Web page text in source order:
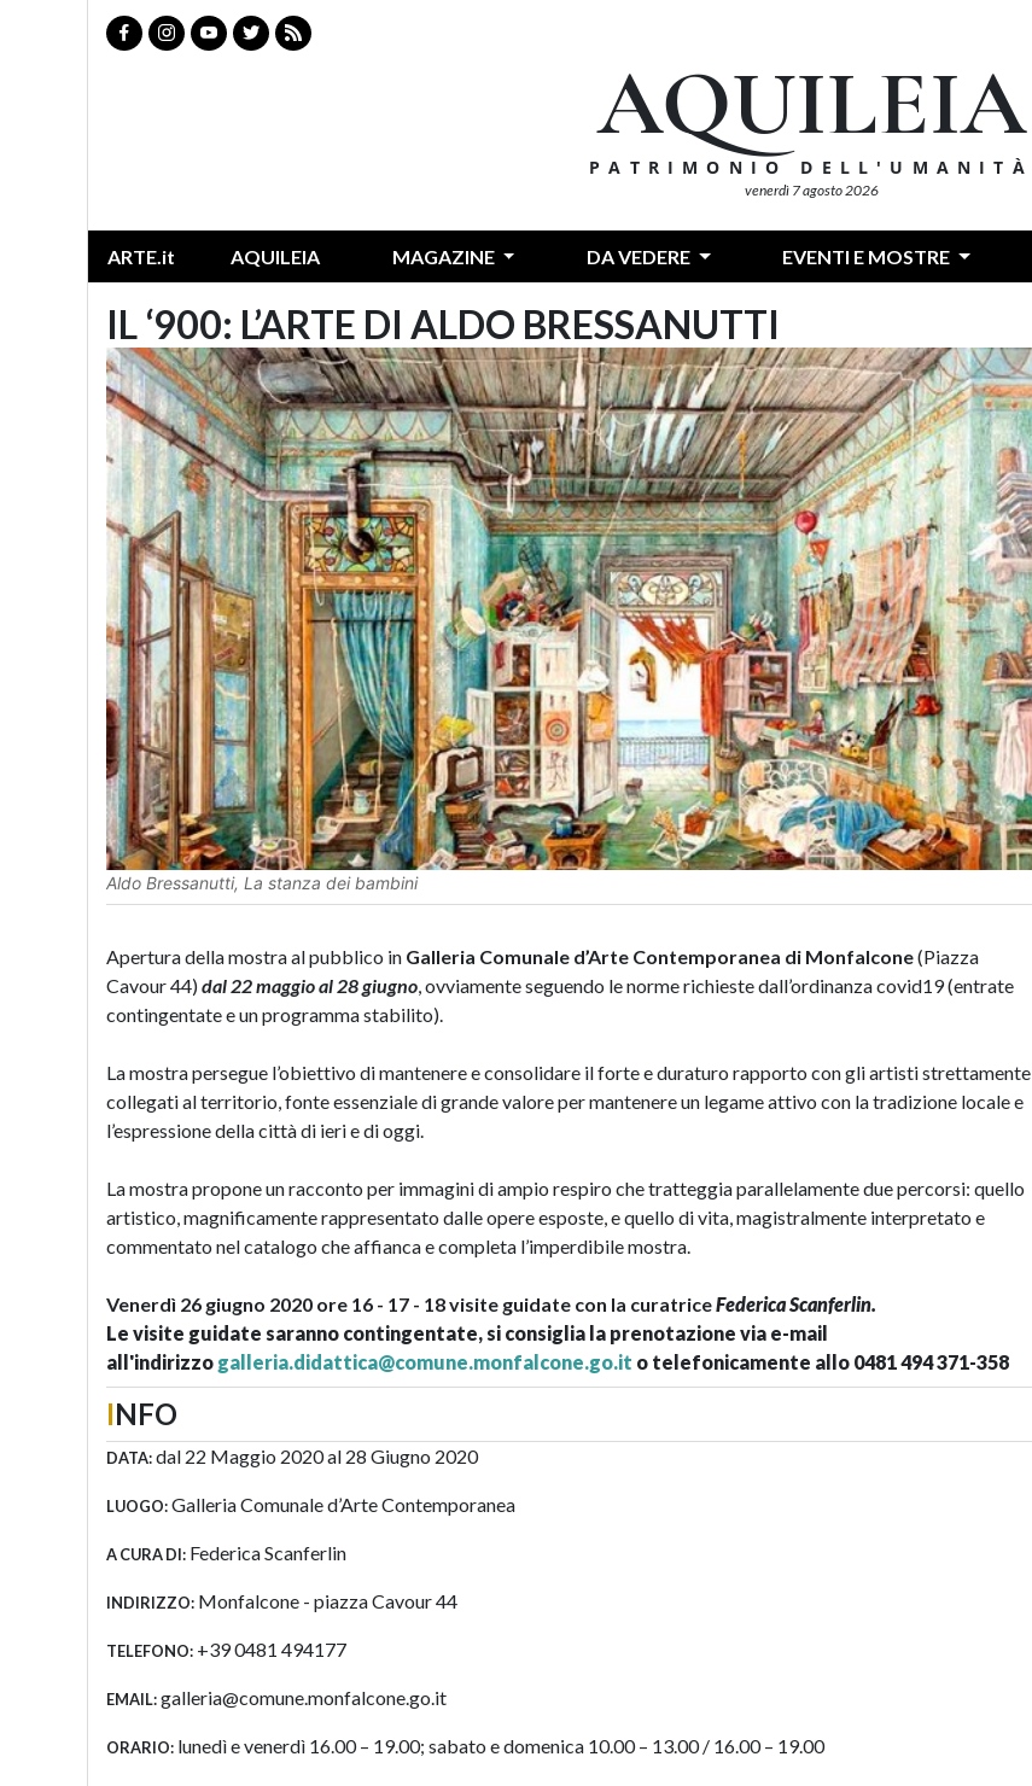
AQUILEIA
PATRIMONIO DELL'UMANITÀ
venerdì 7 agosto 2026
ARTE.it AQUILEIA MAGAZINE DA VEDERE EVENTI E MOSTRE
IL ‘900: L’ARTE DI ALDO BRESSANUTTI
Aldo Bressanutti, La stanza dei bambini
Apertura della mostra al pubblico in Galleria Comunale d’Arte Contemporanea di Monfalcone(Piazza
Cavour 44)dal 22 maggio al 28 giugno , ovviamente seguendo le norme richieste dall’ordinanza covid19 (entrate
contingentate e un programma stabilito).
La mostra persegue l’obiettivo di mantenere e consolidare il forte e duraturo rapporto con gli artisti strettamente
collegati al territorio, fonte essenziale di grande valore per mantenere un legame attivo con la tradizione locale e
l’espressione della città di ieri e di oggi.
La mostra propone un racconto per immagini di ampio respiro che tratteggia parallelamente due percorsi: quello
artistico, magnificamente rappresentato dalle opere esposte, e quello di vita, magistralmente interpretato e
commentato nel catalogo che affianca e completa l’imperdibile mostra.
Venerdì 26 giugno 2020 ore 16 - 17 - 18 visite guidate con la curatriceFederica Scanferlin.
Le visite guidate saranno contingentate, si consiglia la prenotazione via e-mail
all'indirizzo galleria.didattica@comune.monfalcone.go.it o telefonicamente allo 0481 494 371-358
INFO
DATA:dal 22 Maggio 2020 al 28 Giugno 2020
LUOGO:Galleria Comunale d’Arte Contemporanea
A CURA DI: Federica Scanferlin
INDIRIZZO: Monfalcone - piazza Cavour 44
TELEFONO: +39 0481 494177
EMAIL:galleria@comune.monfalcone.go.it
ORARIO: lunedì e venerdì 16.00 – 19.00; sabato e domenica 10.00 – 13.00 / 16.00 – 19.00